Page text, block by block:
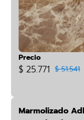
Precio
$ 25.771 $ 51.541
Marmolizado